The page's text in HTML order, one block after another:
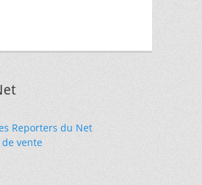
Reporters du Net
vente